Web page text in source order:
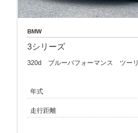
BMW
3シリーズ
320d ブルーパフォーマンス ツー
年式
走行距離